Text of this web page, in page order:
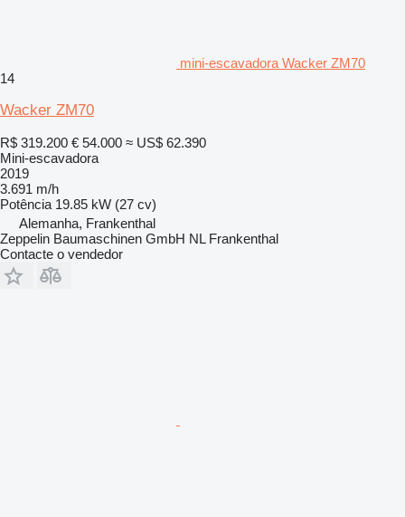
mini-escavadora Wacker ZM70
14
Wacker ZM70
R$ 319.200 € 54.000 ≈ US$ 62.390
Mini-escavadora
2019
3.691 m/h
Potência 19.85 kW (27 cv)
Alemanha, Frankenthal
Zeppelin Baumaschinen GmbH NL Frankenthal
Contacte o vendedor